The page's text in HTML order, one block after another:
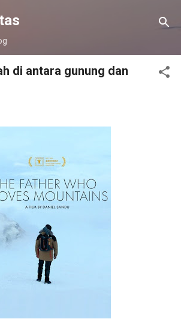
Skip to main content
di antara gunung dan